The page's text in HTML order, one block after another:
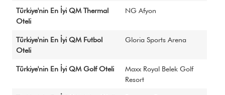
QM Katalog
Ödül Töreni
Basında Biz
Sponsorlar
QM AWARDS 2017
Türkiye'nin En İyi QM Thermal
Oteli
NG Afyon
Türkiye'nin En İyi QM Futbol
Oteli
Gloria Sports Arena
Türkiye'nin En İyi QM Golf Oteli
Maxx Royal Belek Golf
Resort